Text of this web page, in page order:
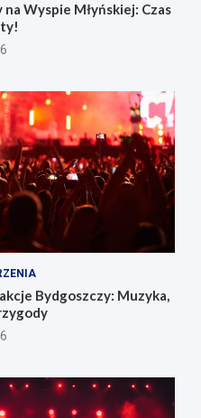
Wyspie Młyńskiej: Czas
Bydgoszczy: Muzyka,